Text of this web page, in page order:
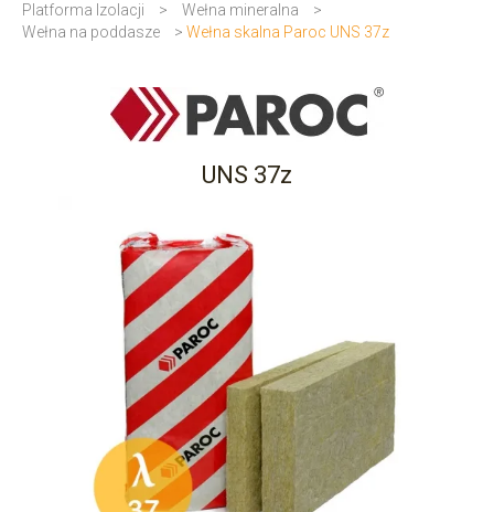
Platforma Izolacji > Wełna mineralna
>
Wełna na poddasze
> Wełna skalna Paroc UNS 37z
UNS 37z